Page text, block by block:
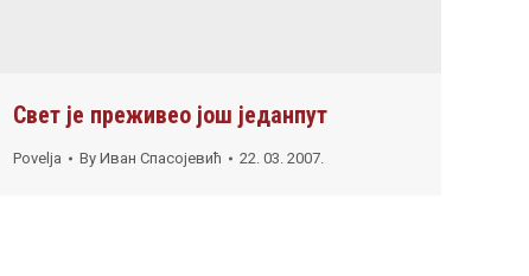
Свет је преживео још једанпут
Povelja By Иван Спасојевић 22. 03. 2007.